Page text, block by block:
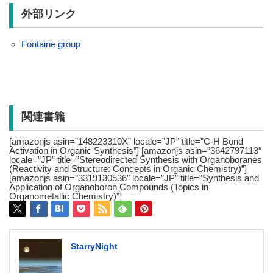
外部リンク
Fontaine group
関連書籍
[amazonjs asin=”148223310X” locale=”JP” title=”C-H Bond
Activation in Organic Synthesis”] [amazonjs asin=”3642797113″
locale=”JP” title=”Stereodirected Synthesis with Organoboranes
(Reactivity and Structure: Concepts in Organic Chemistry)”]
[amazonjs asin=”3319130536″ locale=”JP” title=”Synthesis and
Application of Organoboron Compounds (Topics in
Organometallic Chemistry)”]
StarryNight